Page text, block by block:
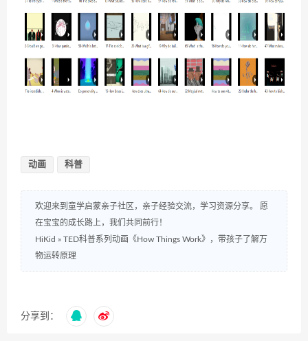
动画 科普
欢迎来到童学启蒙亲子社区，亲子经验交流，学习资源分享。 愿
在宝宝的成长路上，我们共同前行！
HiKid » TED科普系列动画《How Things Work》，带孩子了解万
物运转原理
分享到：